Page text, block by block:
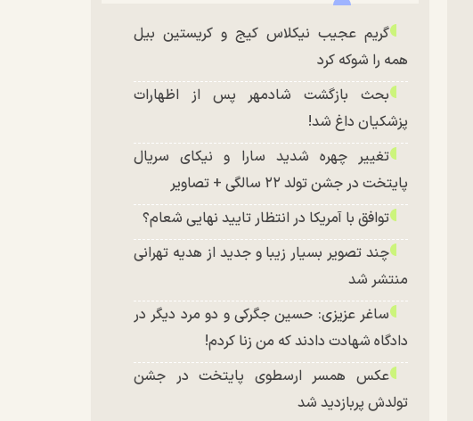
گریم عجیب نیکلاس کیج و کریستین بیل
همه را شوکه کرد
بحث بازگشت شادمهر پس از اظهارات
پزشکیان داغ شد!
تغییر چهره شدید سارا و نیکای سریال
پایتخت در جشن تولد ۲۲ سالگی + تصاویر
توافق با آمریکا در انتظار تایید نهایی شعام؟
چند تصویر بسیار زیبا و جدید از هدیه تهرانی
منتشر شد
ساغر عزیزی: حسین جگرکی و دو مرد دیگر در
دادگاه شهادت دادند که من زنا کردم!
عکس همسر ارسطوی پایتخت در جشن
تولدش پربازدید شد